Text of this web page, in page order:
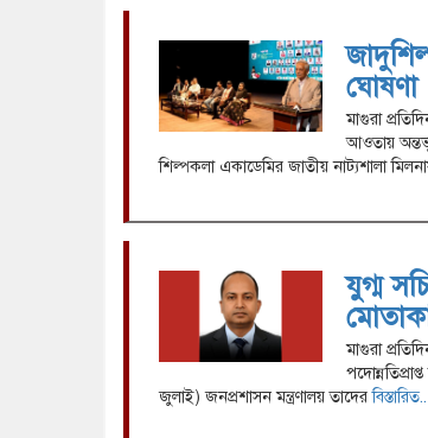
ঘোষণা
মাগুরা
আওতায়
শিল্পকলা একাডেমির জাতীয় নাট্যশালা
যুগ্ম
মাগুরা
জুলাই) জনপ্রশাসন মন্ত্রণালয় তাদেরবিস্তারিত..